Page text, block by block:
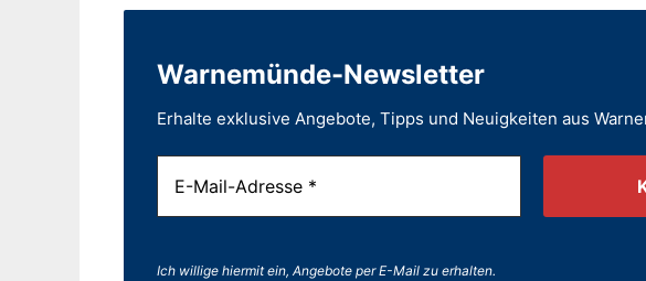
Warnemünde-Newsletter
Erhalte exklusive Angebote, Tipps und Neuigkeiten aus
Ich willige hiermit ein, Angebote per E-Mail zu erhalten.